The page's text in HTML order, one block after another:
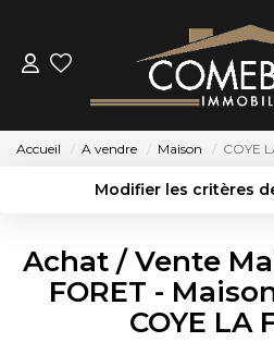
NOTRE
Accueil A vendre Maison COYE
Modifier les critères
Sélectionnez...
Type de bien
Achat / Vente
FORET -
COYE LA